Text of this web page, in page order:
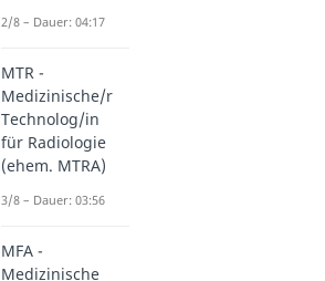
2/8 – Dauer: 04:17
MTR -
Medizinische/r
Technolog/in
für Radiologie
(ehem. MTRA)
3/8 – Dauer: 03:56
MFA -
Medizinische